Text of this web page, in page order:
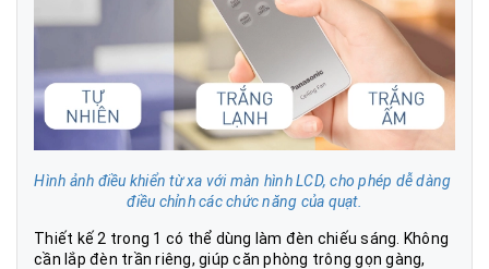
Hình ảnh điều khiển từ xa với màn hình LCD, cho phép dễ dàng
điều chỉnh các chức năng của quạt.
Thiết kế 2 trong 1 có thể dùng làm đèn chiếu sáng. Không
cần lắp đèn trần riêng, giúp căn phòng trông gọn gàng,